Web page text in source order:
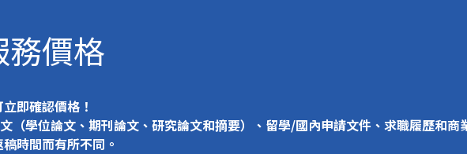
價格
即確認價格！
（學位論文、期刊論文、研究論文和摘要）、留學/國內申請文件、求職履歷和
時間而有所不同。